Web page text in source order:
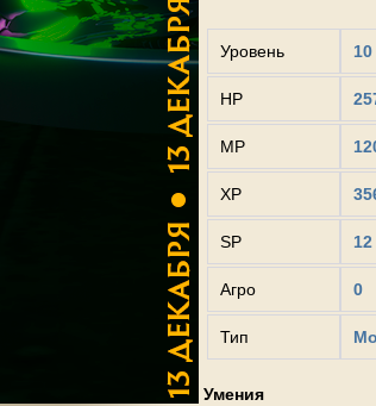
Уровень 10
HP
MP
XP
SP 12
Агро 0
Тип
Умения